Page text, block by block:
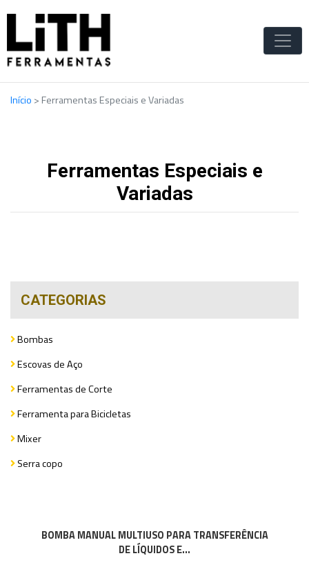
Início > Ferramentas Especiais e Variadas
Ferramentas Especiais e
Variadas
CATEGORIAS
Bombas
Escovas de Aço
Ferramentas de Corte
Ferramenta para Bicicletas
Mixer
Serra copo
BOMBA MANUAL MULTIUSO PARA TRANSFERÊNCIA
DE LÍQUIDOS E...